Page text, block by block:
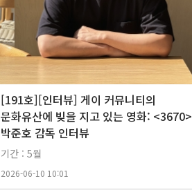
[191호][인터뷰] 게이 커뮤니티의
문화유산에 빚을 지고 있는 영화: <3670>
박준호 감독 인터뷰
기간 : 5월
2026-06-10 10:01